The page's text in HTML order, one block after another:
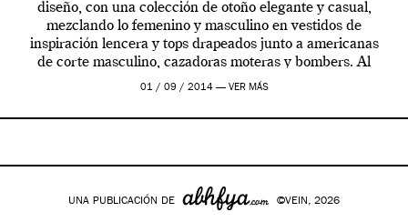
diseño, con una colección de otoño elegante y casual,
mezclando lo femenino y masculino en vestidos de
inspiración lencera y tops drapeados junto a americanas
de corte masculino, cazadoras moteras y bombers. Al
frente de la […]
01 / 09 / 2014 — VER MÁS
UNA PUBLICACIÓN DE ©VEIN, 2026